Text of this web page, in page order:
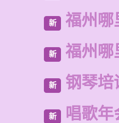
新 福州哪
新 福州哪
新 钢琴培
新 唱歌年